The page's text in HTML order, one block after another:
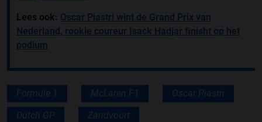
Lees ook: Oscar Piastri wint de Grand Prix van
Nederland, rookie coureur Isack Hadjar finisht op het
podium
Formule 1 McLaren F1 Oscar Piastri
Dutch GP Zandvoort